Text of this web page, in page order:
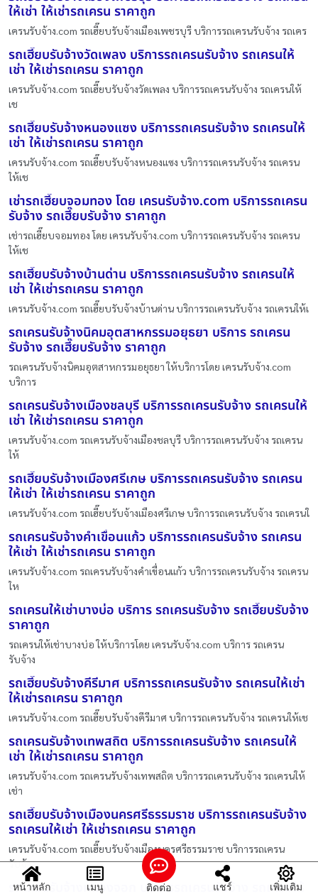
ให้เช่า ให้เช่ารถเครน ราคาถูก
เครนรับจ้าง.com รถเฮี๊ยบรับจ้างเมืองเพชรบุรี บริการรถเครนรับจ้าง รถเคร
รถเฮี๊ยบรับจ้างวัดเพลง บริการรถเครนรับจ้าง รถเครนให้
เช่า ให้เช่ารถเครน ราคาถูก
เครนรับจ้าง.com รถเฮี๊ยบรับจ้างวัดเพลง บริการรถเครนรับจ้าง รถเครนให้
เช
รถเฮี๊ยบรับจ้างหนองแซง บริการรถเครนรับจ้าง รถเครนให้
เช่า ให้เช่ารถเครน ราคาถูก
เครนรับจ้าง.com รถเฮี๊ยบรับจ้างหนองแซง บริการรถเครนรับจ้าง รถเครน
ให้เช
เช่ารถเฮี๊ยบจอมทอง โดย เครนรับจ้าง.com บริการรถเครน
รับจ้าง รถเฮี๊ยบรับจ้าง ราคาถูก
เช่ารถเฮี๊ยบจอมทอง โดย เครนรับจ้าง.com บริการรถเครนรับจ้าง รถเครน
ให้เช
รถเฮี๊ยบรับจ้างบ้านด่าน บริการรถเครนรับจ้าง รถเครนให้
เช่า ให้เช่ารถเครน ราคาถูก
เครนรับจ้าง.com รถเฮี๊ยบรับจ้างบ้านด่าน บริการรถเครนรับจ้าง รถเครนให้เ
รถเครนรับจ้างนิคมอุตสาหกรรมอยุธยา บริการ รถเครน
รับจ้าง รถเฮี๊ยบรับจ้าง ราคาถูก
รถเครนรับจ้างนิคมอุตสาหกรรมอยุธยา ให้บริการโดย เครนรับจ้าง.com
บริการ
รถเครนรับจ้างเมืองชลบุรี บริการรถเครนรับจ้าง รถเครนให้
เช่า ให้เช่ารถเครน ราคาถูก
เครนรับจ้าง.com รถเครนรับจ้างเมืองชลบุรี บริการรถเครนรับจ้าง รถเครน
ให้
รถเฮี๊ยบรับจ้างเมืองศรีเกษ บริการรถเครนรับจ้าง รถเครน
ให้เช่า ให้เช่ารถเครน ราคาถูก
เครนรับจ้าง.com รถเฮี๊ยบรับจ้างเมืองศรีเกษ บริการรถเครนรับจ้าง รถเครนใ
รถเครนรับจ้างคำเขื่อนแก้ว บริการรถเครนรับจ้าง รถเครน
ให้เช่า ให้เช่ารถเครน ราคาถูก
เครนรับจ้าง.com รถเครนรับจ้างคำเขื่อนแก้ว บริการรถเครนรับจ้าง รถเครน
ให
รถเครนให้เช่าบางบ่อ บริการ รถเครนรับจ้าง รถเฮี๊ยบรับจ้าง
ราคาถูก
รถเครนให้เช่าบางบ่อ ให้บริการโดย เครนรับจ้าง.com บริการ รถเครน
รับจ้าง
รถเฮี๊ยบรับจ้างคีรีมาศ บริการรถเครนรับจ้าง รถเครนให้เช่า
ให้เช่ารถเครน ราคาถูก
เครนรับจ้าง.com รถเฮี๊ยบรับจ้างคีรีมาศ บริการรถเครนรับจ้าง รถเครนให้เช
รถเครนรับจ้างเทพสถิต บริการรถเครนรับจ้าง รถเครนให้
เช่า ให้เช่ารถเครน ราคาถูก
เครนรับจ้าง.com รถเครนรับจ้างเทพสถิต บริการรถเครนรับจ้าง รถเครนให้
เช่า
รถเฮี๊ยบรับจ้างเมืองนครศรีธรรมราช บริการรถเครนรับจ้าง
รถเครนให้เช่า ให้เช่ารถเครน ราคาถูก
เครนรับจ้าง.com รถเฮี๊ยบรับจ้างเมืองนครศรีธรรมราช บริการรถเครน
รับจ้าง
รถเครนรับจ้างหนองจอก บริการรถเครนรับจ้าง รถเครนให้
หน้าหลัก เมนู ติดต่อ แชร์ เพิ่มเติม